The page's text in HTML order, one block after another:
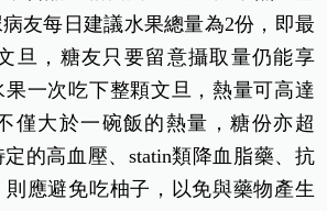
友每日建議水果總量為2份，即最
旦，糖友只要留意攝取量仍能享
果一次吃下整顆文旦，熱量可高達
僅大於一碗飯的熱量，糖份亦超
的高血壓、statin類降血脂藥、抗
應避免吃柚子，以免與藥物產生